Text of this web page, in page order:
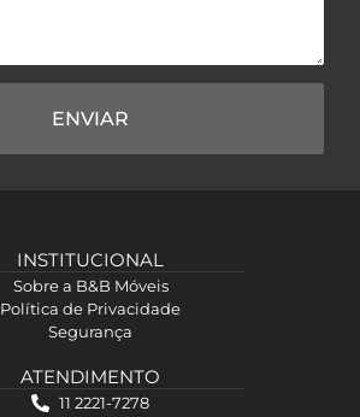
ENVIAR
INSTITUCIONAL
Sobre a B&B Móveis
Política de Privacidade
Segurança
ATENDIMENTO
11 2221-7278